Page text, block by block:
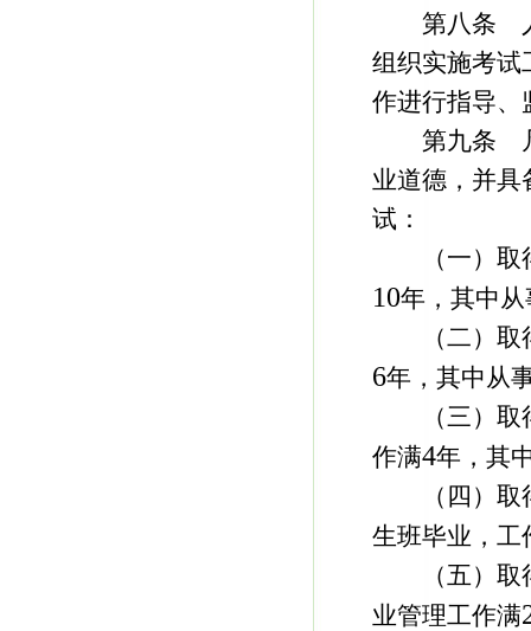
第八条 人
组织实施考试
作进行指导、
第九条 凡
业道德，并具
试：
（一）取得
10年，其中
（二）取得
6年，其中从
（三）取得
作满4年，其
（四）取得
生班毕业，工
（五）取得
业管理工作满